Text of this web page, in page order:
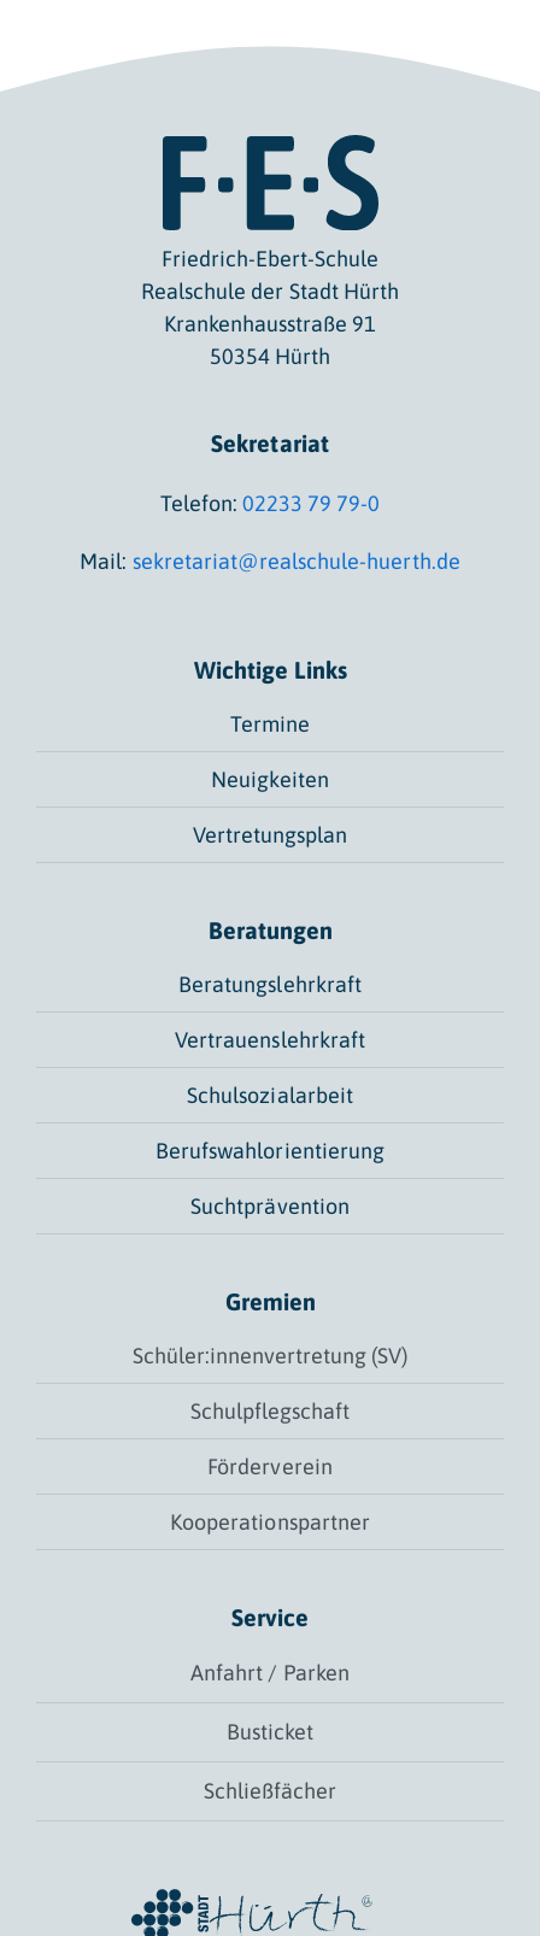
Friedrich-Ebert-Schule
Realschule der Stadt Hürth
Krankenhausstraße 91
50354 Hürth
Sekretariat
Telefon: 02233 79 79-0
Mail: sekretariat@realschule-huerth.de
Wichtige Links
Termine
Neuigkeiten
Vertretungsplan
Beratungen
Beratungslehrkraft
Vertrauenslehrkraft
Schulsozialarbeit
Berufswahlorientierung
Suchtprävention
Gremien
Schüler:innenvertretung (SV)
Schulpflegschaft
Förderverein
Kooperationspartner
Service
Anfahrt / Parken
Busticket
Schließfächer